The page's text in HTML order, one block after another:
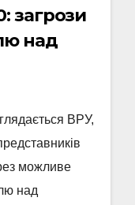
загрози
над
ВРУ,
можливе
над